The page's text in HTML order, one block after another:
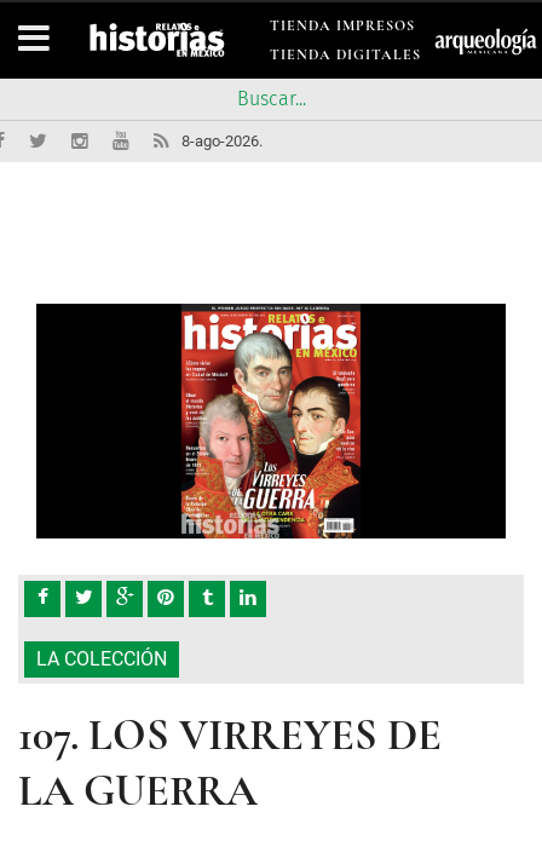
TIENDA IMPRESOS
TIENDA DIGITALES
8-ago-2026.
LA COLECCIÓN
107. LOS VIRREYES DE
LA GUERRA